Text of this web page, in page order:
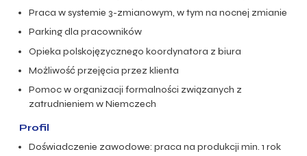
Praca w systemie 3-zmianowym, w tym na nocnej zmianie
Parking dla pracowników
Opieka polskojęzycznego koordynatora z biura
Możliwość przejęcia przez klienta
Pomoc w organizacji formalności związanych z
zatrudnieniem w Niemczech
Profil
Doświadczenie zawodowe: praca na produkcji min. 1 rok